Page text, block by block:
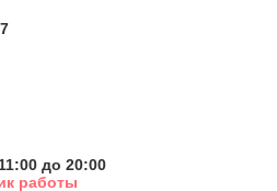
до 20:00
работы